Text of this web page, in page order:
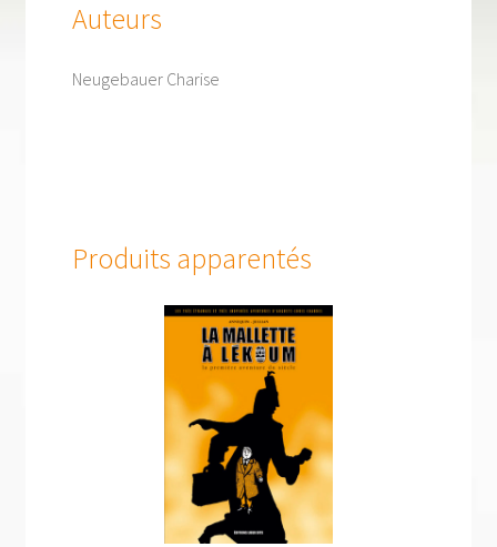
Auteurs
Neugebauer Charise
Produits apparentés